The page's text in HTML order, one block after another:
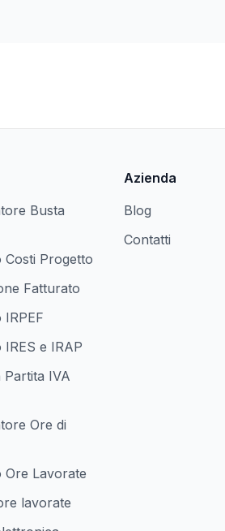
Busta
Costi Progetto
Fatturato
IRPEF
IRES e IRAP
Partita IVA
Ore di
Ore Lavorate
lavorate
Azienda
Blog
Contatti